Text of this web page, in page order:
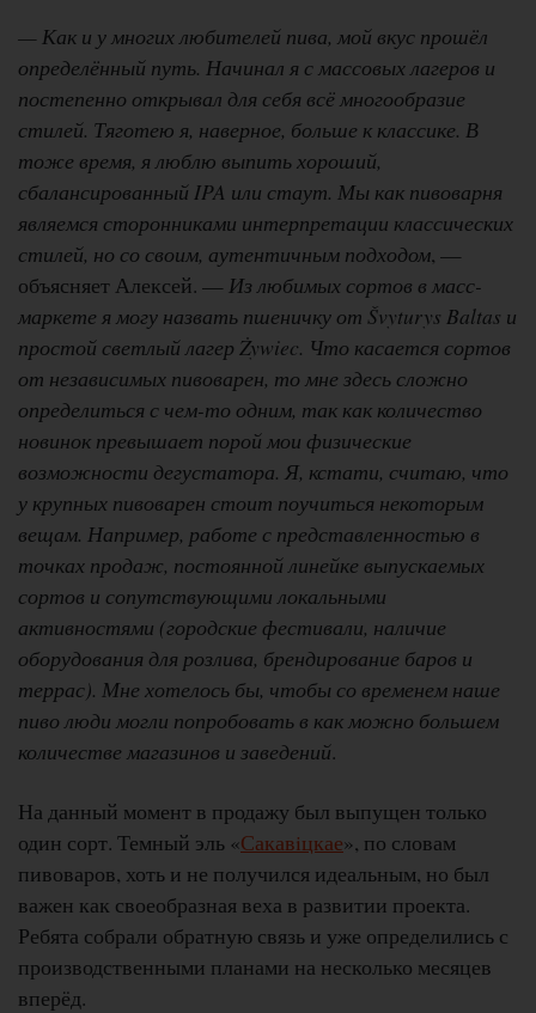
— Как и у многих любителей пива, мой вкус прошёл
определённый путь. Начинал я с массовых лагеров и
постепенно открывал для себя всё многообразие
стилей. Тяготею я, наверное, больше к классике. В
тоже время, я люблю выпить хороший,
сбалансированный IPA или стаут. Мы как пивоварня
являемся сторонниками интерпретации классических
стилей, но со своим, аутентичным подходом, —
объясняет Алексей. — Из любимых сортов в масс-
маркете я могу назвать пшеничку от Švyturys Baltas и
простой светлый лагер Żywiec. Что касается сортов
от независимых пивоварен, то мне здесь сложно
определиться с чем-то одним, так как количество
новинок превышает порой мои физические
возможности дегустатора. Я, кстати, считаю, что
у крупных пивоварен стоит поучиться некоторым
вещам. Например, работе с представленностью в
точках продаж, постоянной линейке выпускаемых
сортов и сопутствующими локальными
активностями (городские фестивали, наличие
оборудования для розлива, брендирование баров и
террас). Мне хотелось бы, чтобы со временем наше
пиво люди могли попробовать в как можно большем
количестве магазинов и заведений.
На данный момент в продажу был выпущен только
один сорт. Темный эль «Сакавiцкае», по словам
пивоваров, хоть и не получился идеальным, но был
важен как своеобразная веха в развитии проекта.
Ребята собрали обратную связь и уже определились с
производственными планами на несколько месяцев
вперёд.